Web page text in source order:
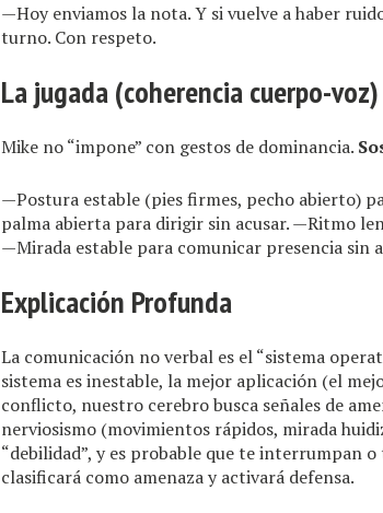
—Hoy enviamos la nota. Y si vuelve a haber
turno. Con respeto.
La jugada (coherencia cuerpo-voz)
Mike no “impone” con gestos de dominancia.
—Postura estable (pies firmes, pecho abierto)
palma abierta para dirigir sin acusar. —Ritmo
—Mirada estable para comunicar presencia sin
Explicación Profunda
La comunicación no verbal es el “sistema
sistema es inestable, la mejor aplicación (el
conflicto, nuestro cerebro busca señales de
nerviosismo (movimientos rápidos, mirada
“debilidad”, y es probable que te interrumpan
clasificará como amenaza y activará defensa.